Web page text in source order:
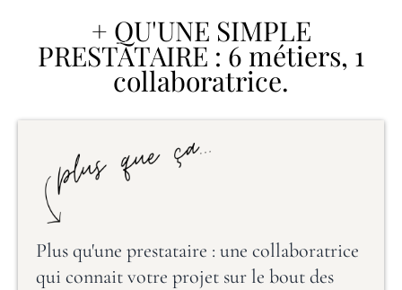
+ QU'UNE SIMPLE
PRESTATAIRE : 6 métiers, 1
collaboratrice.
Plus qu'une prestataire : une collaboratrice
qui connait votre projet sur le bout des